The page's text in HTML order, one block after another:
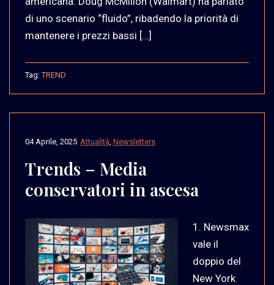
di uno scenario “fluido”, ribadendo la priorità di
mantenere i prezzi bassi […]
Tag:TREND
Attualità Newsletters
04 Aprile, 2025
Trends – Media
conservatori in ascesa
1. Newsmax
vale il
doppio del
New York